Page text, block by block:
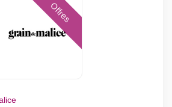
Offres